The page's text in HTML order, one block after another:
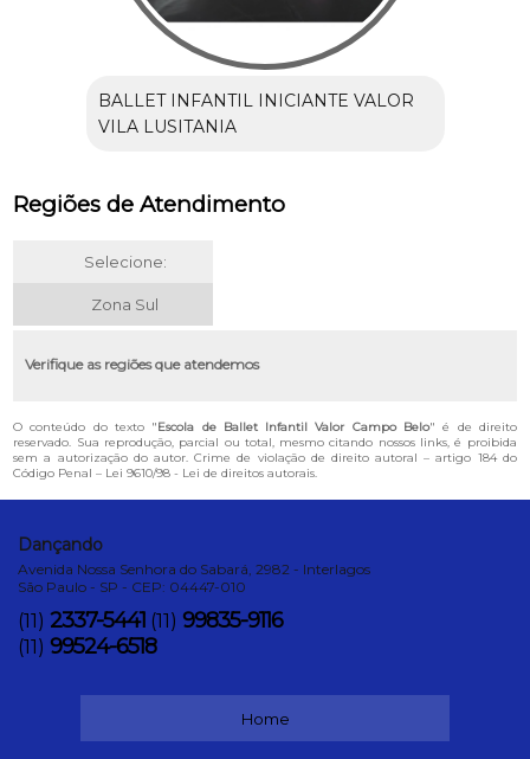
BALLET INFANTIL INICIANTE VALOR
VILA LUSITANIA
Regiões de Atendimento
Selecione:
Zona Sul
Verifique as regiões que atendemos
O conteúdo do texto "Escola de Ballet Infantil Valor Campo Belo" é de direito
reservado. Sua reprodução, parcial ou total, mesmo citando nossos links, é proibida
sem a autorização do autor. Crime de violação de direito autoral – artigo 184 do
Código Penal – Lei 9610/98 - Lei de direitos autorais.
Dançando
Avenida Nossa Senhora do Sabará, 2982 - Interlagos
São Paulo - SP - CEP: 04447-010
(11) 2337-5441 (11) 99835-9116
(11) 99524-6518
Home